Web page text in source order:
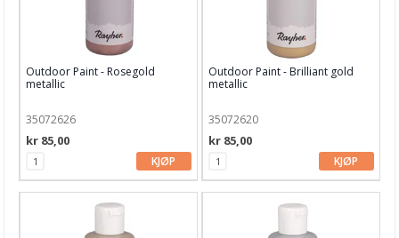
Outdoor Paint - Rosegold
metallic
35072626
kr 85,00
KJØP
Outdoor Paint - Brilliant gold
metallic
35072620
kr 85,00
KJØP